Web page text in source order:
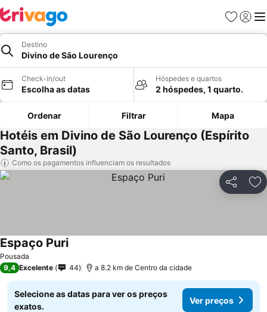
Favoritos
Iniciar
Destino
Divino de São Lourenço
Check-in/out
Escolha as datas
Hóspedes e quartos
2 hóspedes, 1 quarto.
Ordenar Filtrar Mapa
Hotéis em Divino de São Lourenço (Espírito
Santo, Brasil)
Como os pagamentos influenciam os resultados
Partilhar
Pousada
Espaço PuriVer preços
9,4 Excelente 44 a 8.2 km de Centro da cidade
Selecione as datas para ver os preços
exatos.
Ver preços